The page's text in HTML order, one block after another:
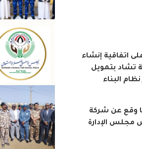
اتفاقية إنشاء
تشاد بتمويل
نظام البناء
وقع عن شركة
مجلس الإدارة